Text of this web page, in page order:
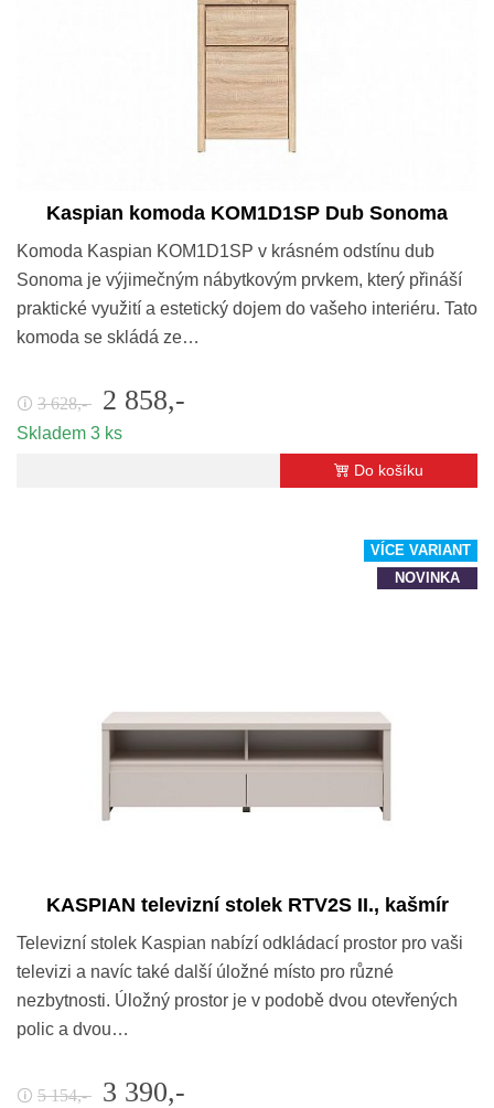
Kaspian komoda KOM1D1SP Dub Sonoma
Komoda Kaspian KOM1D1SP v krásném odstínu dub
Sonoma je výjimečným nábytkovým prvkem, který přináší
praktické využití a estetický dojem do vašeho interiéru. Tato
komoda se skládá ze…
🛈 3 628,- 2 858,-
Skladem 3 ks
Do košíku
VÍCE VARIANT
NOVINKA
KASPIAN televizní stolek RTV2S II., kašmír
Televizní stolek Kaspian nabízí odkládací prostor pro vaši
televizi a navíc také další úložné místo pro různé
nezbytnosti. Úložný prostor je v podobě dvou otevřených
polic a dvou…
🛈 5 154,- 3 390,-